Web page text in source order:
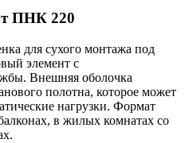
ПНК 220
для сухого монтажа под
элемент с
Внешняя оболочка
полотна, которое может
нагрузки. Формат
в жилых комнатах со